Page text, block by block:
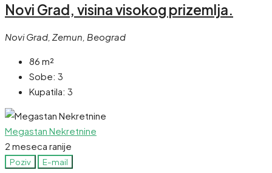
Novi Grad, visina visokog prizemlja.
Novi Grad, Zemun, Beograd
86 m²
Sobe: 3
Kupatila: 3
Megastan Nekretnine
2 meseca ranije
Poziv E-mail